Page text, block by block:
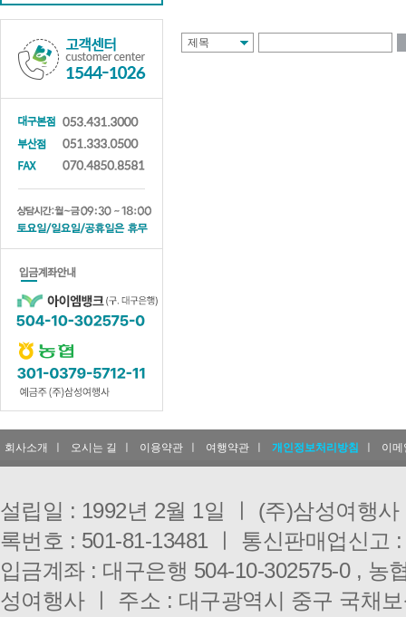
회사소개 오시는 길 이용약관 여행약관 개인정보처리방침 이
설립일 : 1992년 2월 1일 ㅣ (주)삼성여행
록번호 : 501-81-13481 ㅣ 통신판매업신고
입금계좌 : 대구은행 504-10-302575-0 , 농
성여행사 ㅣ 주소 : 대구광역시 중구 국채